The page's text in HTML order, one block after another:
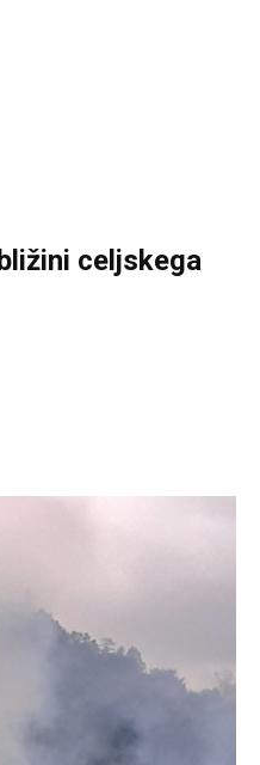
celjskega